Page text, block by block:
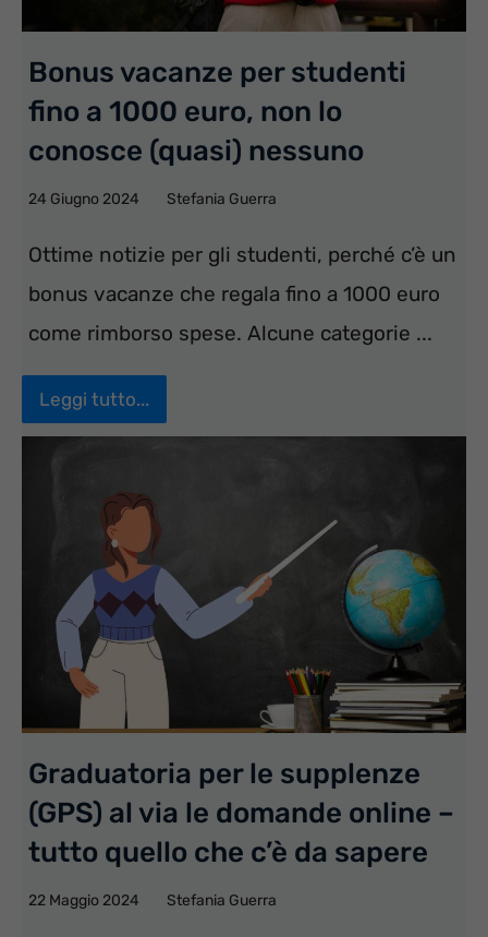
Bonus vacanze per studenti
fino a 1000 euro, non lo
conosce (quasi) nessuno
24 Giugno 2024 Stefania Guerra
Ottime notizie per gli studenti, perché c’è un
bonus vacanze che regala fino a 1000 euro
come rimborso spese. Alcune categorie ...
Leggi tutto...
Graduatoria per le supplenze
(GPS) al via le domande online –
tutto quello che c’è da sapere
22 Maggio 2024 Stefania Guerra